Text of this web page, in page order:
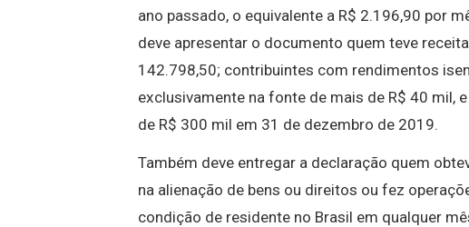
ano passado, o equivalente a R$ 2.196,90 por
deve apresentar o documento quem teve
142.798,50; contribuintes com rendimentos
exclusivamente na fonte de mais de R$ 40 mil,
de R$ 300 mil em 31 de dezembro de 2019.
Também deve entregar a declaração quem
na alienação de bens ou direitos ou fez
condição de residente no Brasil em qualquer